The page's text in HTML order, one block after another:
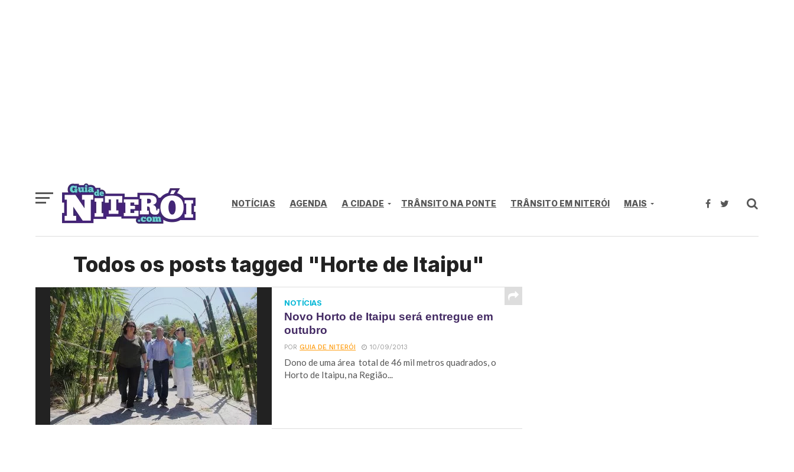
NOTÍCIAS AGENDA A CIDADE TRÂNSITO NA PONTE TRÂNSITO EM NITERÓI MAIS
Todos os posts tagged "Horte de Itaipu"
NOTÍCIAS
Novo Horto de Itaipu será entregue em
outubro
PORGUIA DE NITERÓI 10/09/2013
Dono de uma área total de 46 mil metros quadrados, o
Horto de Itaipu, na Região...